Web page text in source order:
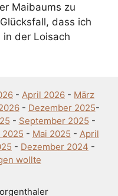
Maibaums zu
dass ich
der Loisach
- April 2026 - März
- Dezember 2025-
- September 2025 -
- Mai 2025 - April
- Dezember 2024 -
wollte